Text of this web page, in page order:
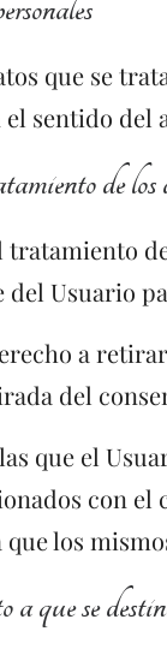
que se
sentido del
de los
tratamiento
del Usuario
a
del
las que el
con el
los
que se